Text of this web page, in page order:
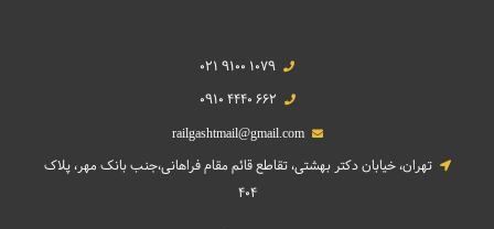
021 9100 1079
0910 4440 662
railgashtmail@gmail.com
تهران، خیابان دکتر بهشتی، تقاطع قائم مقام فراهانی،جنب بانک مهر، پلاک
404